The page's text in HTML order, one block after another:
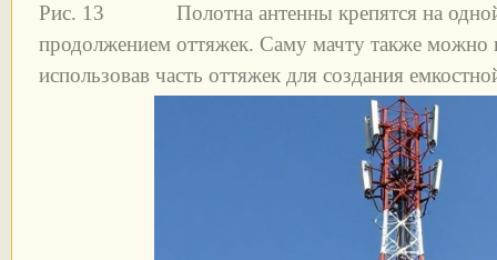
Рис. 13 Полотна антенны крепятся на одной
продолжением оттяжек. Саму мачту также можно
использовав часть оттяжек для создания